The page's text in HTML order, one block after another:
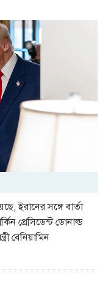
ইরানের সঙ্গে বার্তা
প্রেসিডেন্ট ডোনাল্ড
বেনিয়ামিন